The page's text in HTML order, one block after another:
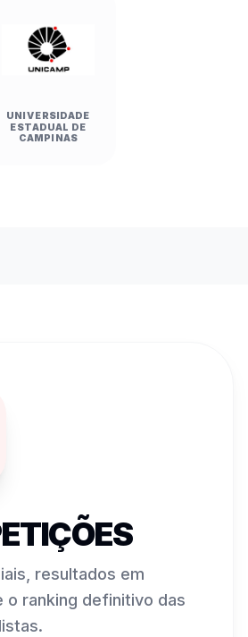
UNIVERSIDADE
ESTADUAL DE
CAMPINAS
resultados em
o ranking definitivo das